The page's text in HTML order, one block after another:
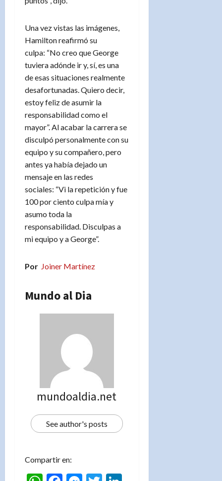
Una vez vistas las imágenes,
Hamilton reafirmó su
culpa: “No creo que George
tuviera adónde ir y, sí, es una
de esas situaciones realmente
desafortunadas. Quiero decir,
estoy feliz de asumir la
responsabilidad como el
mayor”. Al acabar la carrera se
disculpó personalmente con su
equipo y su compañero, pero
antes ya había dejado un
mensaje en las redes
sociales: “Vi la repetición y fue
100 por ciento culpa mía y
asumo toda la
responsabilidad. Disculpas a
mi equipo y a George”.
Por Joiner Martínez
Mundo al Dia
mundoaldia.net
See author's posts
Compartir en: